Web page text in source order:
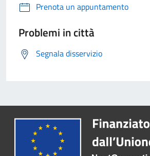
Prenota un appuntamento
Problemi in città
Segnala disservizio